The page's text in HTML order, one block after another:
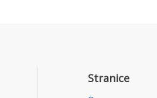
Stranice